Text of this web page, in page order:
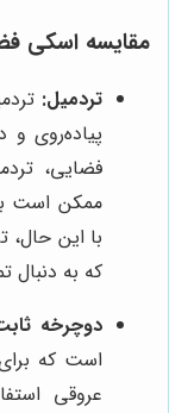
مقایسه اسکی
تردمیل:
پیاده‌روی
فضایی،
ممکن است
با این حال،
که به دنبال
دوچرخه
است که
عروقی